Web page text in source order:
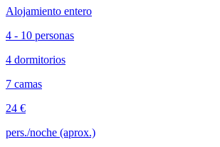
Alojamiento entero
4 - 10 personas
4 dormitorios
7 camas
24 €
pers./noche (aprox.)